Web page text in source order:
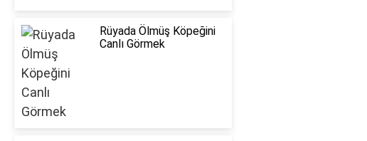
Rüyada Ölmüş Köpeğini
Canlı Görmek